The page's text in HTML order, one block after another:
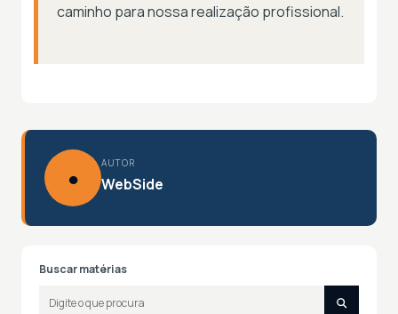
caminho para nossa realização profissional.
●
AUTOR
WebSide
Buscar matérias